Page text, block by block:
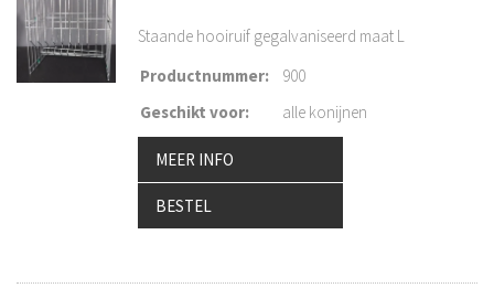
Staande hooiruif gegalvaniseerd maat L
Productnummer:
900
Geschikt voor: alle konijnen
MEER INFO
BESTEL